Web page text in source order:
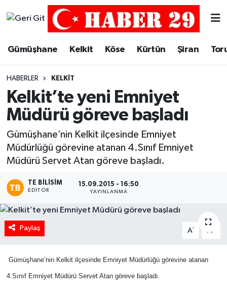
Gümüşhane Kelkit Köse Kürtün Şiran
HABERLER KELKIT
Kelkit’te yeni Emniyet
Müdürü göreve başladı
Gümüşhane’nin Kelkit ilçesinde Emniyet
Müdürlüğü görevine atanan 4.Sınıf Emniyet
Müdürü Servet Atan göreve başladı.
TE BILISIM
EDITÖR
15.09.2015 - 16:50
YAYINLANMA
Paylaş A- A
Gümüşhane’nin Kelkit ilçesinde Emniyet Müdürlüğü görevine atanan
4.Sınıf Emniyet Müdürü Servet Atan göreve başladı.
Merkez Trafik Yoğunluk Haritası
Süper Lig Puan Durumu ve Fikstür
Tüm Manşetler
Son Dakika Haberleri